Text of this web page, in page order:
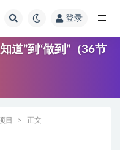
登录
道”到“做到”（36节
目 正文